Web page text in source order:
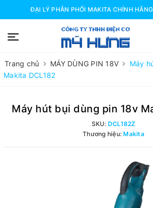
ĐẠI LÝ PHÂN PHỐI MAKITA CHÍNH
Trang chủ MÁY DÙNG PIN 18V
Máy
Makita DCL182
Máy hút bụi dùng pin 18v
SKU: DCL182Z
Thương hiệu:Makita